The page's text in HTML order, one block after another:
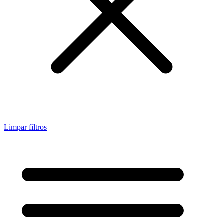
Limpar filtros